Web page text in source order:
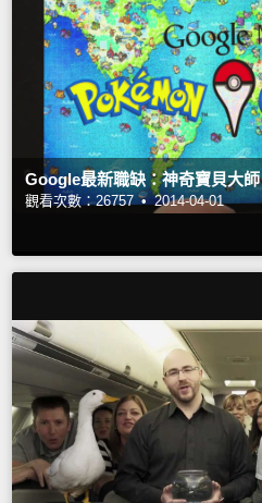
Google最新職缺：神奇寶貝大師
觀看次數：26757 • 2014-04-01